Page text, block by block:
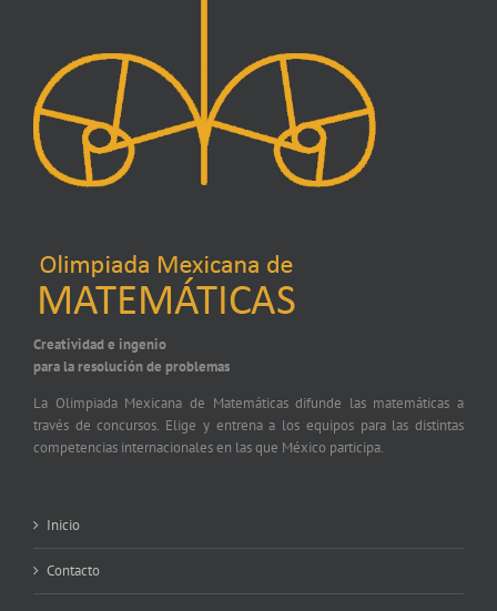
Creatividad e ingenio
para la resolución de problemas
La Olimpiada Mexicana de Matemáticas difunde las matemáticas a
través de concursos. Elige y entrena a los equipos para las distintas
competencias internacionales en las que México participa.
Inicio
Contacto